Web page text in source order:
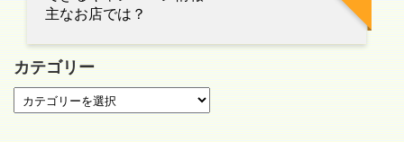
主なお店では？
カテゴリー